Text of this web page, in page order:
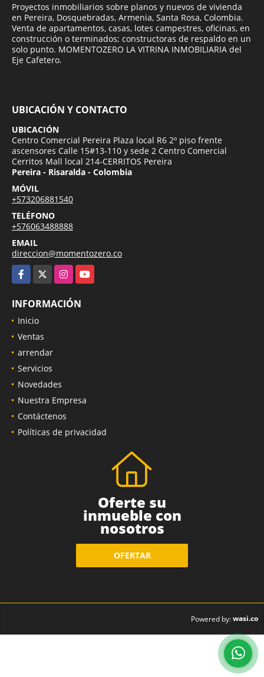
Proyectos inmobiliarios sobre planos y nuevos de vivienda
en Pereira, Dosquebradas, Armenia, Santa Rosa, Colombia.
Venta de apartamentos, casas, lotes campestres, oficinas, en
construcción o terminados; constructoras de respaldo en un
solo punto. MOMENTOZERO LA VITRINA INMOBILIARIA del
Eje Cafetero.
UBICACIÓN Y CONTACTO
UBICACIÓN
Centro Comercial Pereira Plaza local R6 2º piso frente
ascensores Calle 15#13-110 y sede 2 Centro Comercial
Cerritos Mall local 214-CERRITOS Pereira
Pereira - Risaralda - Colombia
MÓVIL
+573206881540
TELÉFONO
+576063488888
EMAIL
direccion@momentozero.co
Facebook
InstagramYouTube
INFORMACIÓN
Inicio
Ventas
arrendar
Servicios
Novedades
Nuestra Empresa
Contáctenos
Políticas de privacidad
Oferte su
inmueble con
nosotros
OFERTAR
Powered by:wasi.co